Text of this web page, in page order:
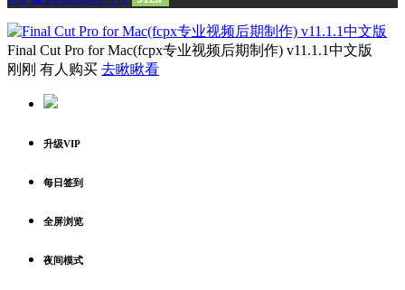
Final Cut Pro for Mac(fcpx专业视频后期制作) v11.1.1中文版
刚刚 有人购买 去瞅瞅看
升级VIP
每日签到
全屏浏览
夜间模式